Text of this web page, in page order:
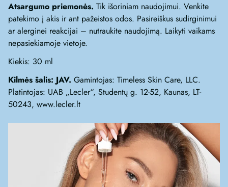
Atsargumo priemonės. Tik išoriniam naudojimui. Venkite
patekimo į akis ir ant pažeistos odos. Pasireiškus sudirginimui
ar alerginei reakcijai – nutraukite naudojimą. Laikyti vaikams
nepasiekiamoje vietoje.
Kiekis: 30 ml
Kilmės šalis: JAV. Gamintojas: Timeless Skin Care, LLC.
Platintojas: UAB „Lecler“, Studentų g. 12-52, Kaunas, LT-
50243, www.lecler.lt